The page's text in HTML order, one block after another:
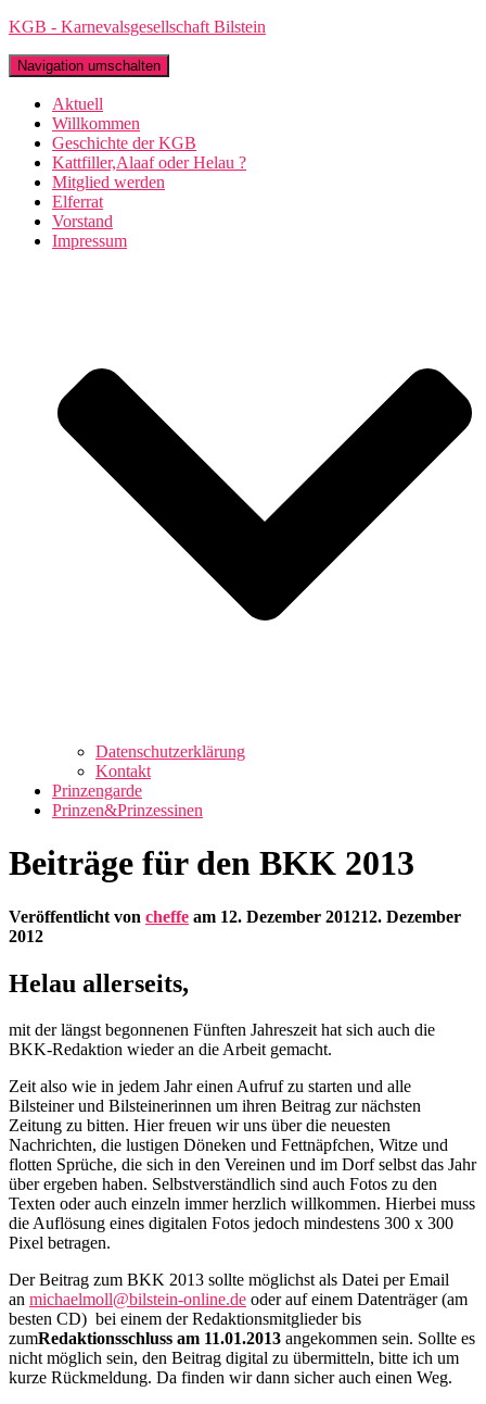
KGB - Karnevalsgesellschaft Bilstein
Navigation umschalten
Aktuell
Willkommen
Geschichte der KGB
Kattfiller,Alaaf oder Helau ?
Mitglied werden
Elferrat
Vorstand
Impressum
Datenschutzerklärung
Kontakt
Prinzengarde
Prinzen&Prinzessinen
Beiträge für den BKK 2013
Veröffentlicht von cheffe am 12. Dezember 201212. Dezember
2012
Helau allerseits,
mit der längst begonnenen Fünften Jahreszeit hat sich auch die
BKK-Redaktion wieder an die Arbeit gemacht.
Zeit also wie in jedem Jahr einen Aufruf zu starten und alle
Bilsteiner und Bilsteinerinnen um ihren Beitrag zur nächsten
Zeitung zu bitten. Hier freuen wir uns über die neuesten
Nachrichten, die lustigen Döneken und Fettnäpfchen, Witze und
flotten Sprüche, die sich in den Vereinen und im Dorf selbst das Jahr
über ergeben haben. Selbstverständlich sind auch Fotos zu den
Texten oder auch einzeln immer herzlich willkommen. Hierbei muss
die Auflösung eines digitalen Fotos jedoch mindestens 300 x 300
Pixel betragen.
Der Beitrag zum BKK 2013 sollte möglichst als Datei per Email
an michaelmoll@bilstein-online.de oder auf einem Datenträger (am
besten CD) bei einem der Redaktionsmitglieder bis
zumRedaktionsschluss am 11.01.2013 angekommen sein. Sollte es
nicht möglich sein, den Beitrag digital zu übermitteln, bitte ich um
kurze Rückmeldung. Da finden wir dann sicher auch einen Weg.